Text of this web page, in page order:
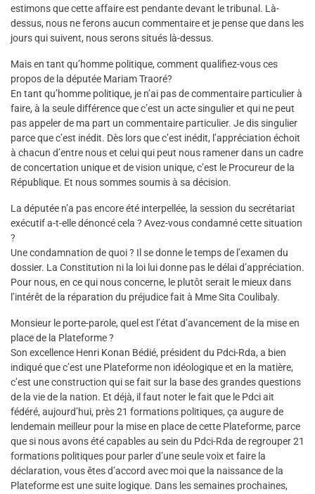
estimons que cette affaire est pendante devant le tribunal. Là-
dessus, nous ne ferons aucun commentaire et je pense que dans les
jours qui suivent, nous serons situés là-dessus.
Mais en tant qu’homme politique, comment qualifiez-vous ces
propos de la députée Mariam Traoré?
En tant qu’homme politique, je n’ai pas de commentaire particulier à
faire, à la seule différence que c’est un acte singulier et qui ne peut
pas appeler de ma part un commentaire particulier. Je dis singulier
parce que c’est inédit. Dès lors que c’est inédit, l’appréciation échoit
à chacun d’entre nous et celui qui peut nous ramener dans un cadre
de concertation unique et de vision unique, c’est le Procureur de la
République. Et nous sommes soumis à sa décision.
La députée n’a pas encore été interpellée, la session du secrétariat
exécutif a-t-elle dénoncé cela ? Avez-vous condamné cette situation
?
Une condamnation de quoi ? Il se donne le temps de l’examen du
dossier. La Constitution ni la loi lui donne pas le délai d’appréciation.
Pour nous, en ce qui nous concerne, le plutôt serait le mieux dans
l’intérêt de la réparation du préjudice fait à Mme Sita Coulibaly.
Monsieur le porte-parole, quel est l’état d’avancement de la mise en
place de la Plateforme ?
Son excellence Henri Konan Bédié, président du Pdci-Rda, a bien
indiqué que c’est une Plateforme non idéologique et en la matière,
c’est une construction qui se fait sur la base des grandes questions
de la vie de la nation. Et déjà, il faut noter le fait que le Pdci ait
fédéré, aujourd’hui, près 21 formations politiques, ça augure de
lendemain meilleur pour la mise en place de cette Plateforme, parce
que si nous avons été capables au sein du Pdci-Rda de regrouper 21
formations politiques pour parler d’une seule voix et faire la
déclaration, vous êtes d’accord avec moi que la naissance de la
Plateforme est une suite logique. Dans les semaines prochaines,